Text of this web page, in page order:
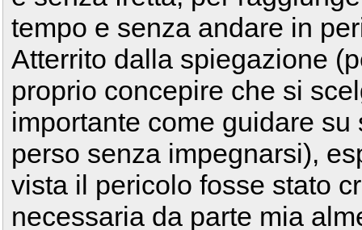
tempo e senza andare in
Atterrito dalla spiegazione
proprio concepire che si
importante come guidare
perso senza impegnarsi),
vista il pericolo fosse stato
necessaria da parte mia